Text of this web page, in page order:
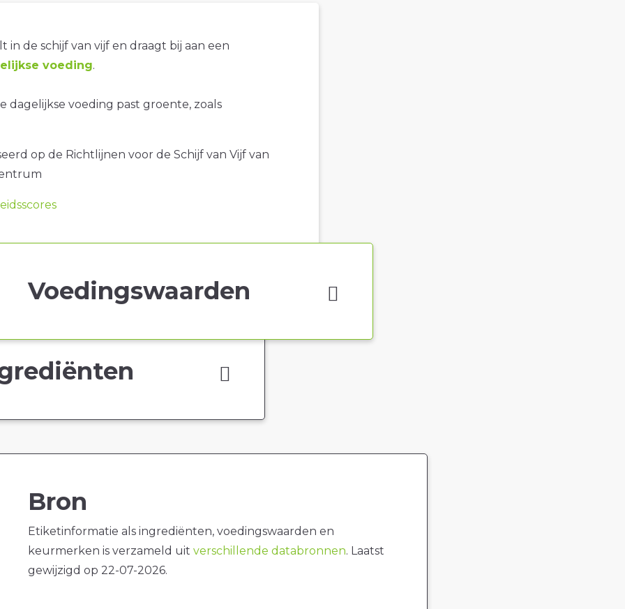
in de schijf van vijf en draagt bij aan een
voeding.
dagelijkse voeding past groente, zoals
op de Richtlijnen voor de Schijf van Vijf van
Voedingswaarden
Bron
Etiketinformatie als ingrediënten, voedingswaarden en
keurmerken is verzameld uit verschillende databronnen. Laatst
gewijzigd op 22-07-2026.